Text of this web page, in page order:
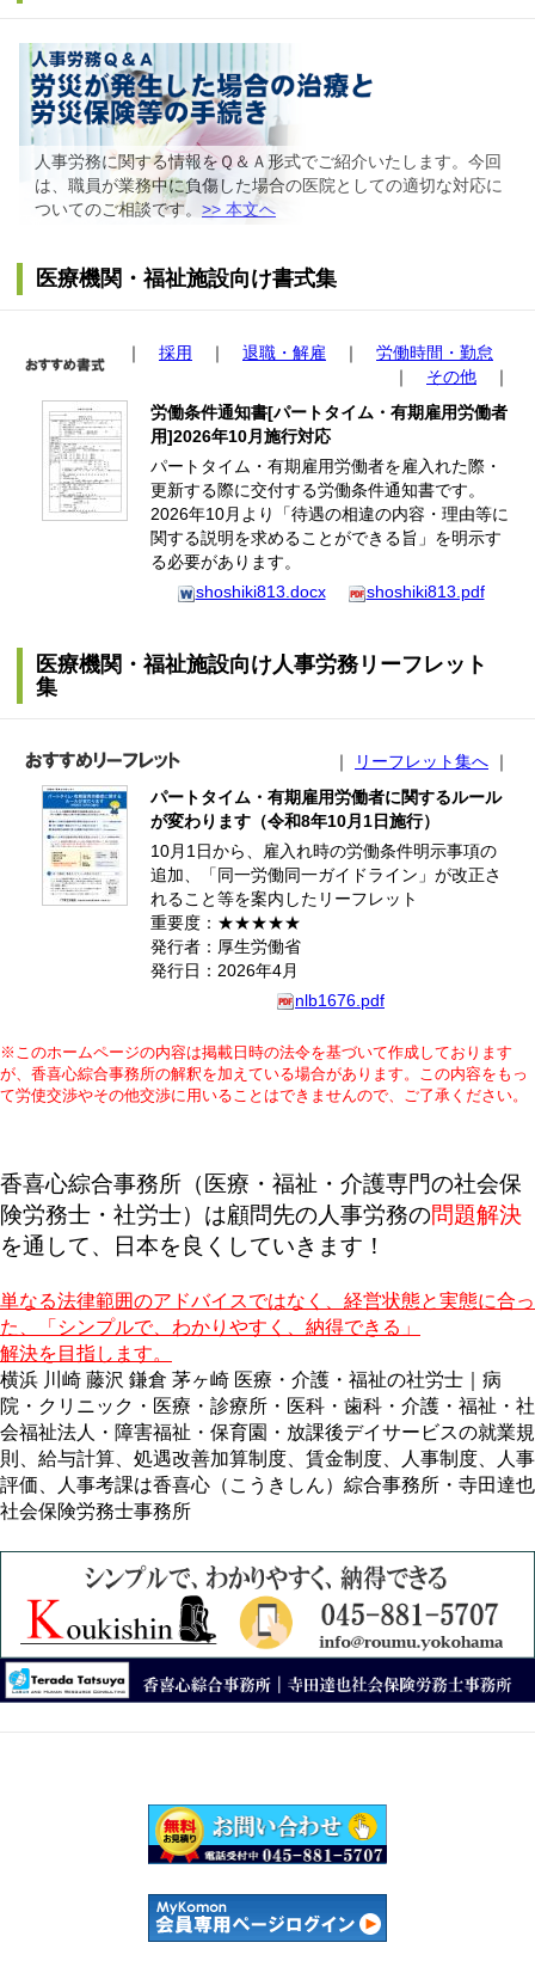
人事労務に関する情報をＱ＆Ａ形式でご紹介いたします。今回
は、職員が業務中に負傷した場合の医院としての適切な対応に
ついてのご相談です。 >> 本文へ
医療機関・福祉施設向け書式集
｜ 採用 ｜ 退職・解雇 ｜ 労働時間・勤怠
｜ その他 ｜
労働条件通知書[パートタイム・有期雇用労働者
用]2026年10月施行対応
パートタイム・有期雇用労働者を雇入れた際・
更新する際に交付する労働条件通知書です。
2026年10月より「待遇の相違の内容・理由等に
関する説明を求めることができる旨」を明示す
る必要があります。
shoshiki813.docx
shoshiki813.pdf
医療機関・福祉施設向け人事労務リーフレット
集
｜ リーフレット集へ ｜
パートタイム・有期雇用労働者に関するルール
が変わります（令和8年10月1日施行）
10月1日から、雇入れ時の労働条件明示事項の
追加、「同一労働同一ガイドライン」が改正さ
れること等を案内したリーフレット
重要度：★★★★★
発行者：厚生労働省
発行日：2026年4月
nlb1676.pdf
※このホームページの内容は掲載日時の法令を基づいて作成しております
が、香喜心綜合事務所の解釈を加えている場合があります。この内容をもっ
て労使交渉やその他交渉に用いることはできませんので、ご了承ください。
香喜心綜合事務所（医療・福祉・介護専門の社会保
険労務士・社労士）は顧問先の人事労務の問題解決
を通して、日本を良くしていきます！
単なる法律範囲のアドバイスではなく、経営状態と実態に合っ
た、「シンプルで、わかりやすく、納得できる」
解決を目指します。
横浜 川崎 藤沢 鎌倉 茅ヶ崎 医療・介護・福祉の社労士｜病
院・クリニック・医療・診療所・医科・歯科・介護・福祉・社
会福祉法人・障害福祉・保育園・放課後デイサービスの就業規
則、給与計算、処遇改善加算制度、賃金制度、人事制度、人事
評価、人事考課は香喜心（こうきしん）綜合事務所・寺田達也
社会保険労務士事務所